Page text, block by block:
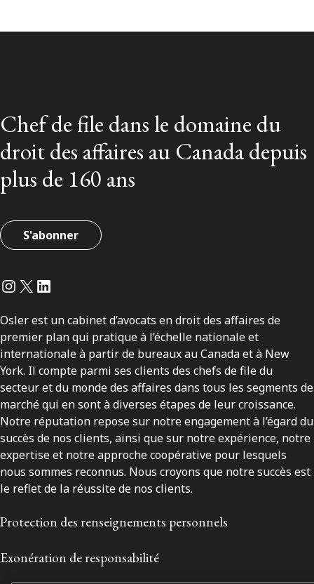
Chef de file dans le domaine du
droit des affaires au Canada depuis
plus de 160 ans
S'abonner
Instagram
Twitter
LinkedIn
Osler est un cabinet d’avocats en droit des affaires de
premier plan qui pratique à l’échelle nationale et
internationale à partir de bureaux au Canada et à New
York. Il compte parmi ses clients des chefs de file du
secteur et du monde des affaires dans tous les segments de
marché qui en sont à diverses étapes de leur croissance.
Notre réputation repose sur notre engagement à l’égard du
succès de nos clients, ainsi que sur notre expérience, notre
expertise et notre approche coopérative pour lesquels
nous sommes reconnus. Nous croyons que notre succès est
le reflet de la réussite de nos clients.
Protection des renseignements personnels
Exonération de responsabilité